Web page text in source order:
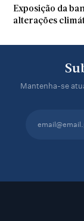
Exposição da
alterações
Mantenha-se